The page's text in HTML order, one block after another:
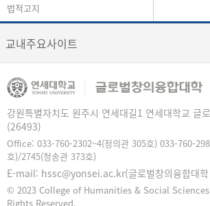
법적고지
교내주요사이트
강원특별자치도 원주시 연세대길1 연세대학교 글
(26493)
Office: 033-760-2302~4(정의관 305호) 033-760-
호)/2745(청송관 373호)
E-mail: hssc@yonsei.ac.kr(글로벌창의융합대학
© 2023 College of Humanities & Social
Rights Reserved.